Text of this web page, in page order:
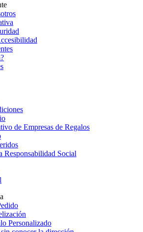
de Empresas de Regalos
Social
Personalizado